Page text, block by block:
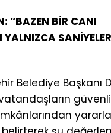
“BAZEN BİR CANI
Belediye Başkanı